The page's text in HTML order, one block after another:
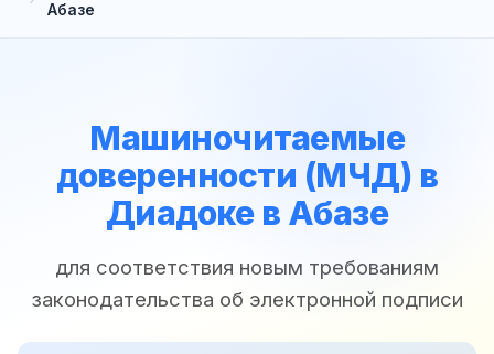
Абазе
Машиночитаемые
доверенности (МЧД) в
Диадоке в Абазе
для соответствия новым требованиям
законодательства об электронной подписи